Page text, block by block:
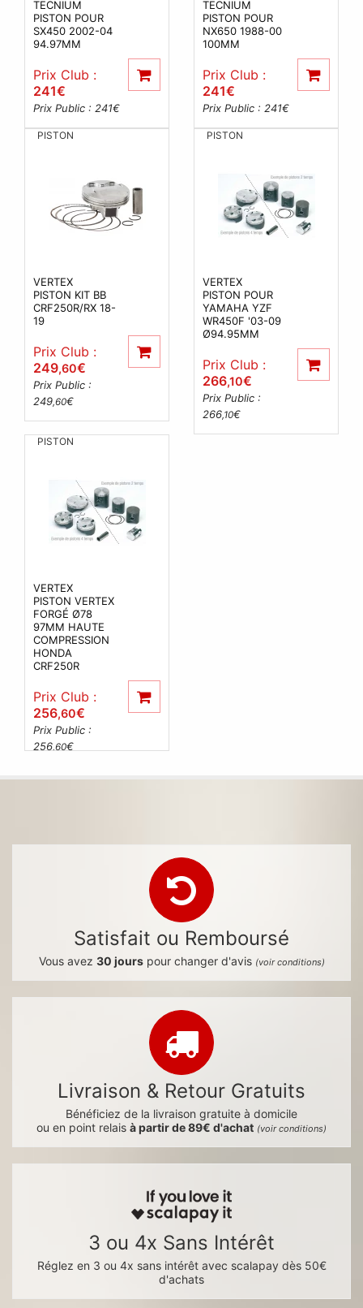
TECNIUM
PISTON POUR
SX450 2002-04
94.97MM
Prix Club :
241€
Prix Public : 241€
TECNIUM
PISTON POUR
NX650 1988-00
100MM
Prix Club :
241€
Prix Public : 241€
PISTON
VERTEX
PISTON KIT BB
CRF250R/RX 18-
19
Prix Club :
249,60€
Prix Public :
249,60€
PISTON
VERTEX
PISTON POUR
YAMAHA YZF
WR450F '03-09
Ø94.95MM
Prix Club :
266,10€
Prix Public :
266,10€
PISTON
VERTEX
PISTON VERTEX
FORGÉ Ø78
97MM HAUTE
COMPRESSION
HONDA
CRF250R
Prix Club :
256,60€
Prix Public :
256,60€
Satisfait ou Remboursé
Vous avez 30 jourspour changer d'avis (voir conditions)
Livraison & Retour Gratuits
Bénéficiez de la livraison gratuite à domicile
ou en point relais à partir de 89€ d'achat (voir conditions)
3 ou 4x Sans Intérêt
Réglez en 3 ou 4x sans intérêt avec scalapay dès 50€
d'achats